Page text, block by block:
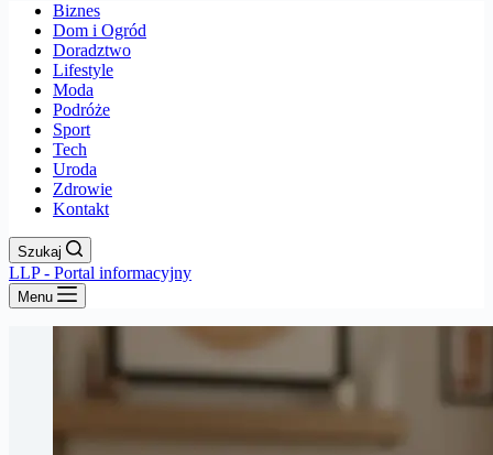
Biznes
Dom i Ogród
Doradztwo
Lifestyle
Moda
Podróże
Sport
Tech
Uroda
Zdrowie
Kontakt
Szukaj
LLP - Portal informacyjny
Menu